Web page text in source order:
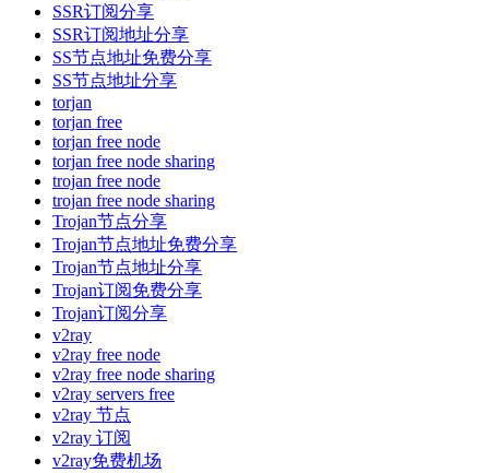
SSR订阅分享
SSR订阅地址分享
SS节点地址免费分享
SS节点地址分享
torjan
torjan free
torjan free node
torjan free node sharing
trojan free node
trojan free node sharing
Trojan节点分享
Trojan节点地址免费分享
Trojan节点地址分享
Trojan订阅免费分享
Trojan订阅分享
v2ray
v2ray free node
v2ray free node sharing
v2ray servers free
v2ray 节点
v2ray 订阅
v2ray免费机场